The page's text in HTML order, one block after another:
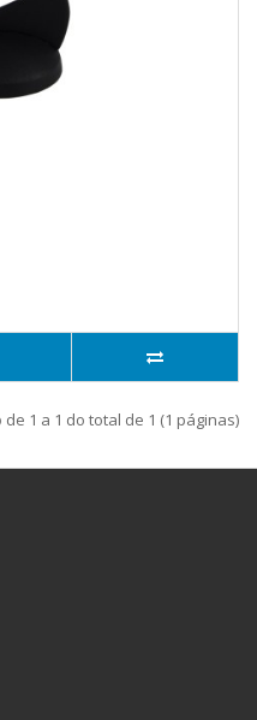
de 1 a 1 do total de 1 (1 páginas)